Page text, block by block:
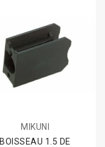
MIKUNI
BOISSEAU 1.5 DE